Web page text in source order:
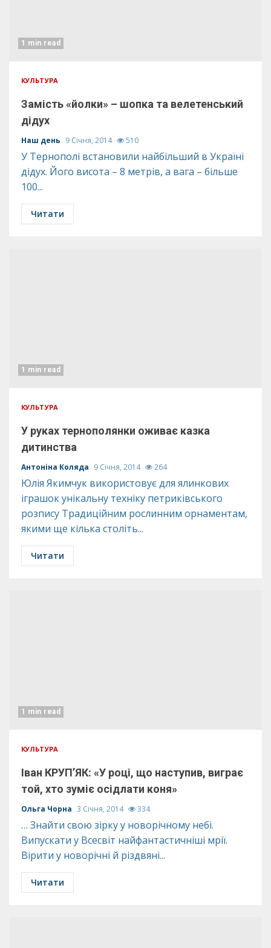
1 min read
КУЛЬТУРА
Замість «йолки» – шопка та велетенський
дідух
Наш день 9 Січня, 2014 510
У Тернополі встановили найбільший в Україні
дідух. Його висота – 8 метрів, а вага – більше
100...
Читати
1 min read
КУЛЬТУРА
У руках тернополянки оживає казка
дитинства
Антоніна Коляда 9 Січня, 2014 264
Юлія Якимчук використовує для ялинкових
іграшок унікальну техніку петриківського
розпису Традиційним рослинним орнаментам,
якими ще кілька століть...
Читати
1 min read
КУЛЬТУРА
Іван КРУП’ЯК: «У році, що наступив, виграє
той, хто зуміє осідлати коня»
Ольга Чорна 3 Січня, 2014 334
… Знайти свою зірку у новорічному небі.
Випускати у Всесвіт найфантастичніші мрії.
Вірити у новорічні й різдвяні...
Читати